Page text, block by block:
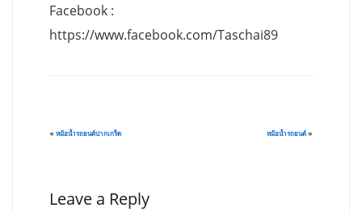
Facebook :
https://www.facebook.com/Taschai89
« หม้อน้ำรถยนต์ปากเกร็ด หม้อน้ำรถยนต์ »
Leave a Reply